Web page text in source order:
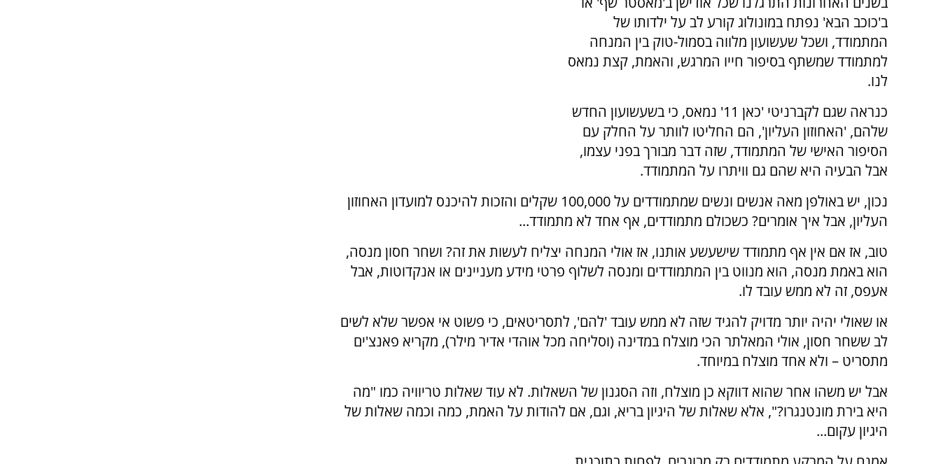
ב'כוכב הבא' נפתח במונולוג קורע לב על ילדותו של
המתמודד, ושכל שעשועון מלווה בסמול-טוק בין המנחה
למתמודד שמשתף בסיפור חייו המרגש, והאמת, קצת נמאס
לנו.
כנראה שגם לקברניטי 'כאן 11' נמאס, כי בשעשועון החדש
שלהם, 'האחוזון העליון', הם החליטו לוותר על החלק עם
הסיפור האישי של המתמודד, שזה דבר מבורך בפני עצמו,
אבל הבעיה היא שהם גם וויתרו על המתמודד.
נכון, יש באולפן מאה אנשים ונשים שמתמודדים על 100,000 שקלים והזכות להיכנס למועדון האחוזון
העליון, אבל איך אומרים? כשכולם מתמודדים, אף אחד לא מתמודד...
טוב, אז אם אין אף מתמודד שישעשע אותנו, אז אולי המנחה יצליח לעשות את זה? ושחר חסון מנסה,
הוא באמת מנסה, הוא מנווט בין המתמודדים ומנסה לשלוף פרטי מידע מעניינים או אנקדוטות, אבל
אעפס, זה לא ממש עובד לו.
או שאולי יהיה יותר מדויק להגיד שזה לא ממש עובד 'להם', לתסריטאים, כי פשוט אי אפשר שלא לשים
לב ששחר חסון, אולי המאלתר הכי מוצלח במדינה (וסליחה מכל אוהדי אדיר מילר), מקריא פאנצ'ים
מתסריט – ולא אחד מוצלח במיוחד.
אבל יש משהו אחר שהוא דווקא כן מוצלח, וזה הסגנון של השאלות. לא עוד שאלות טריוויה כמו "מה
היא בירת מונטנגרו?", אלא שאלות של היגיון בריא, וגם, אם להודות על האמת, כמה וכמה שאלות של
היגיון עקום...